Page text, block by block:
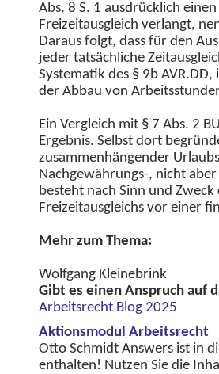
Abs. 8 S. 1 ausdrücklich
Freizeitausgleich verlangt,
Daraus folgt, dass für den
jeder tatsächliche
Systematik des § 9b
der Abbau von
Ein Vergleich mit § 7 Abs. 2
Ergebnis. Selbst dort
zusammenhängender
Nachgewährungs-, nicht
besteht nach Sinn und
Freizeitausgleichs vor einer
Mehr zum Thema:
Wolfgang Kleinebrink
Gibt es einen Anspruch auf
Arbeitsrecht Blog 2025
Aktionsmodul Arbeitsrecht
Otto Schmidt Answers ist in
enthalten! Nutzen Sie die